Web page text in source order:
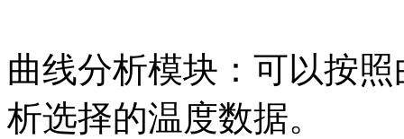
曲线分析模块：可以按
析选择的温度数据。